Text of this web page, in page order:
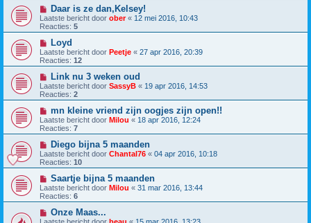
Daar is ze dan,Kelsey!
Laatste bericht door ober« 12 mei 2016, 10:43
Reacties: 5
Loyd
Laatste bericht door Peetje « 27 apr 2016, 20:39
Reacties: 12
Link nu 3 weken oud
Laatste bericht door SassyB « 19 apr 2016, 14:53
Reacties: 2
mn kleine vriend zijn oogjes zijn open!!
Laatste bericht door Milou « 18 apr 2016, 12:24
Reacties: 7
Diego bijna 5 maanden
Laatste bericht door Chantal76 « 04 apr 2016, 10:18
Reacties: 10
Saartje bijna 5 maanden
Laatste bericht door Milou « 31 mar 2016, 13:44
Reacties: 6
Onze Maas...